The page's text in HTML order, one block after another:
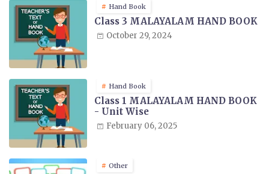
Hand Book
Class 3 MALAYALAM HAND BOOK
October 29, 2024
Hand Book
Class 1 MALAYALAM HAND BOOK
- Unit Wise
February 06, 2025
Other